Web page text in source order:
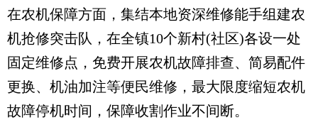
在农机保障方面，集结本地资深维修能手组建农
机抢修突击队，在全镇10个新村(社区)各设一处
固定维修点，免费开展农机故障排查、简易配件
更换、机油加注等便民维修，最大限度缩短农机
故障停机时间，保障收割作业不间断。